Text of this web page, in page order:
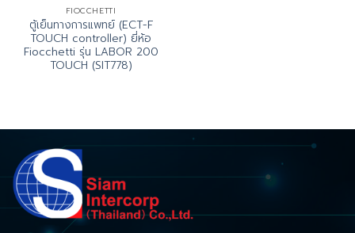
FIOCCHETTI
ตู้เย็นทางการแพทย์ (ECT-F
TOUCH controller) ยี่ห้อ
Fiocchetti รุ่น LABOR 200
TOUCH (SIT778)